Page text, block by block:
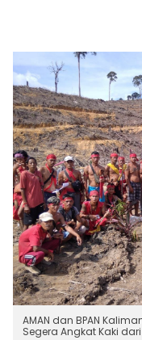
AMAN dan BPAN
Segera Angkat Kaki